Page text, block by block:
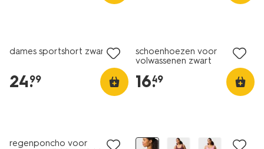
dames sportshort zwart
24.
99
schoenhoezen voor
volwassenen zwart
16.
49
regenponcho voor